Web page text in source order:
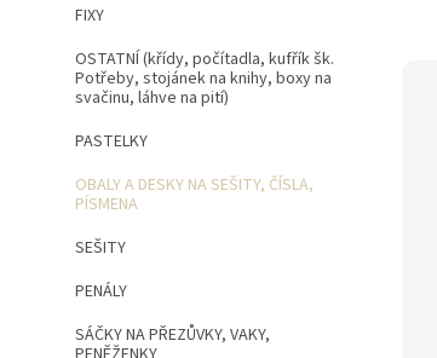
FIXY
OSTATNÍ (křídy, počítadla, kufřík šk.
Potřeby, stojánek na knihy, boxy na
svačinu, láhve na pití)
PASTELKY
OBALY A DESKY NA SEŠITY, ČÍSLA,
PÍSMENA
SEŠITY
PENÁLY
SÁČKY NA PŘEZŮVKY, VAKY,